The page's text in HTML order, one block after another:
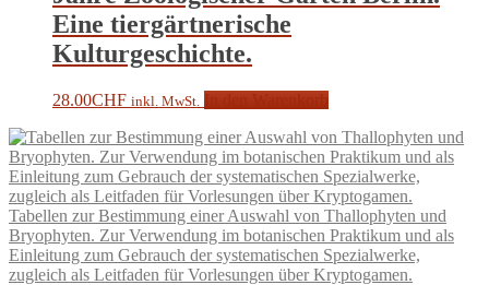
Eine tiergärtnerische
Kulturgeschichte.
28.00CHF inkl. MwSt.
Tabellen zur Bestimmung einer Auswahl von Thallophyten und
Bryophyten. Zur Verwendung im botanischen Praktikum und als
Einleitung zum Gebrauch der systematischen Spezialwerke,
zugleich als Leitfaden für Vorlesungen über Kryptogamen.